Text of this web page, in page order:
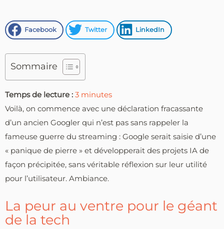
Facebook Twitter LinkedIn
Sommaire
Temps de lecture : 3 minutes
Voilà, on commence avec une déclaration fracassante
d’un ancien Googler qui n’est pas sans rappeler la
fameuse guerre du streaming : Google serait saisie d’une
« panique de pierre » et développerait des projets IA de
façon précipitée, sans véritable réflexion sur leur utilité
pour l’utilisateur. Ambiance.
La peur au ventre pour le géant
de la tech